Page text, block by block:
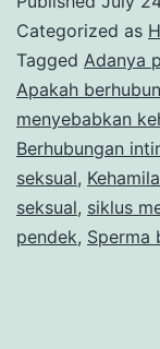
Categorized as
Tagged Adanya
Apakah
menyebabkan
Berhubungan
seksual,
seksual, siklus
pendek, Sperma